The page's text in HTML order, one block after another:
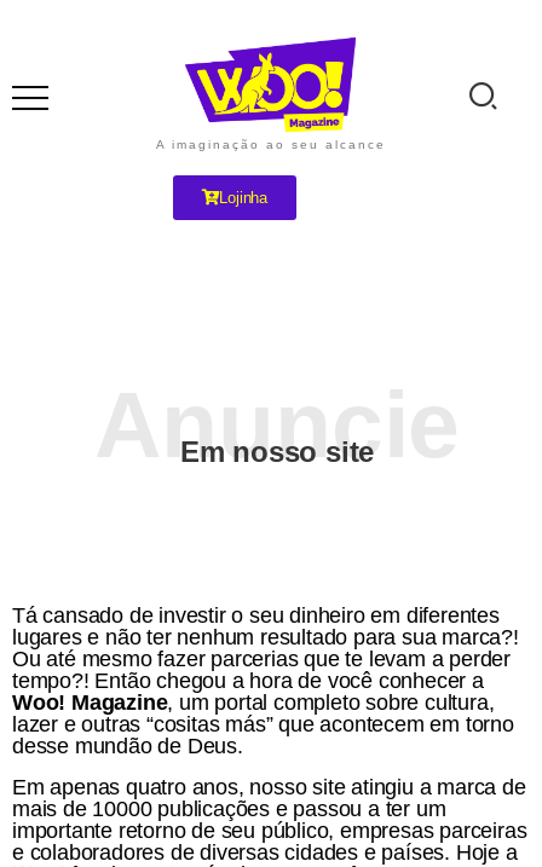
A imaginação ao seu alcance
Lojinha
Em nosso site
Tá cansado de investir o seu dinheiro em diferentes
lugares e não ter nenhum resultado para sua marca?!
Ou até mesmo fazer parcerias que te levam a perder
tempo?! Então chegou a hora de você conhecer a
Woo! Magazine, um portal completo sobre cultura,
lazer e outras “cositas más” que acontecem em torno
desse mundão de Deus.
Em apenas quatro anos, nosso site atingiu a marca de
mais de 10000 publicações e passou a ter um
importante retorno de seu público, empresas parceiras
e colaboradores de diversas cidades e países. Hoje a